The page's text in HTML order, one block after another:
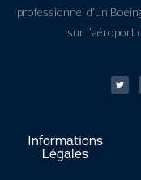
professionnel d’un
sur l’aéroport
Informations
Légales